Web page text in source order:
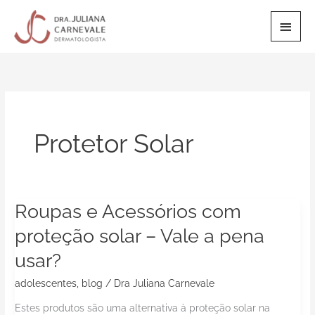
Protetor Solar
Roupas e Acessórios com
proteção solar – Vale a pena
usar?
adolescentes blog / Dra Juliana Carnevale
Estes produtos são uma alternativa à proteção solar na
Roupas
Acessórios
com
proteção
–